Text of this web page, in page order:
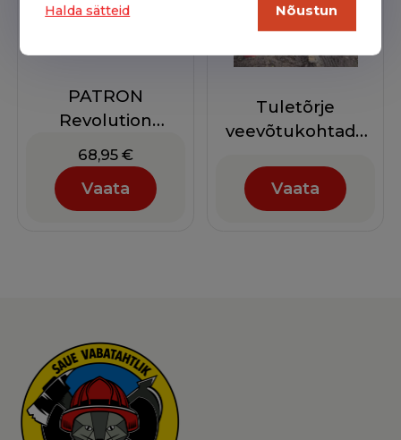
Halda sätteid Nõustun
PATRON
Revolution
lühikese käisega
68,95 €
Vaata
Tuletõrje
veevõtukohtade
katsetamine
Vaata